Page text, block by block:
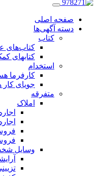
صفحه اصلی
دسته آگهی‌ها
کتاب
کتاب‌های
کتابهای
استخدام
کارفرما
جویای
متفرقه
املاک
وسایل
تزیینی